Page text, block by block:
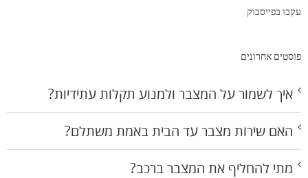
עקבו בפייסבוק
פוסטים אחרונים
איך לשמור על המצבר ולמנוע תקלות עתידיות?
האם שירות מצבר עד הבית באמת משתלם?
מתי להחליף את המצבר ברכב?